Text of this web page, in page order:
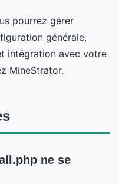
pourrez gérer
générale,
intégration avec votre
MineStrator.
ne se